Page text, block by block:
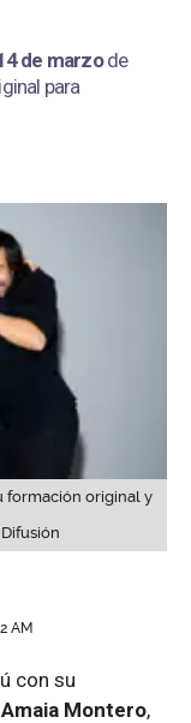
de marzode
para
formación original y
Difusión
AM
con su
Amaia Montero,